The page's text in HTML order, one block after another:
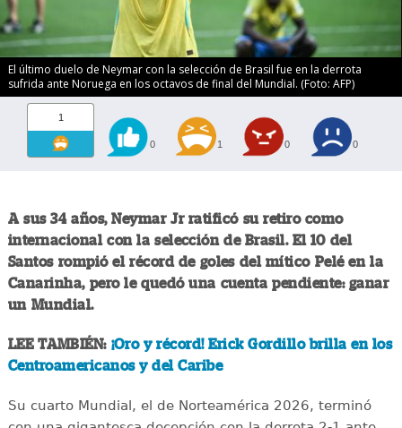
El último duelo de Neymar con la selección de Brasil fue en la derrota
sufrida ante Noruega en los octavos de final del Mundial. (Foto: AFP)
1
0 1 0 0
A sus 34 años, Neymar Jr ratificó su retiro como
internacional con la selección de Brasil. El 10 del
Santos rompió el récord de goles del mítico Pelé en la
Canarinha, pero le quedó una cuenta pendiente: ganar
un Mundial.
LEE TAMBIÉN: ¡Oro y récord! Erick Gordillo brilla en los
Centroamericanos y del Caribe
Su cuarto Mundial, el de Norteamérica 2026, terminó